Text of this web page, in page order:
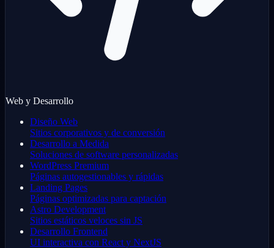
Web y Desarrollo
Diseño Web
Sitios corporativos y de conversión
Desarrollo a Medida
Soluciones de software personalizadas
WordPress Premium
Páginas autogestionables y rápidas
Landing Pages
Páginas optimizadas para captación
Astro Development
Sitios estáticos veloces sin JS
Desarrollo Frontend
UI interactiva con React y NextJS